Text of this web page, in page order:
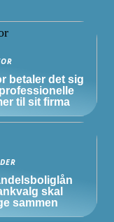
betaler det sig
til sit firma
skal
sammen